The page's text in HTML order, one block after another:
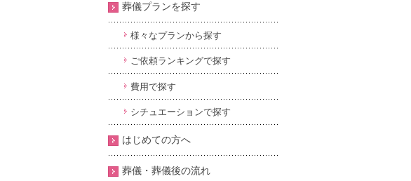
葬儀プランを探す
様々なプランから探す
ご依頼ランキングで探す
費用で探す
シチュエーションで探す
はじめての方へ
葬儀・葬儀後の流れ